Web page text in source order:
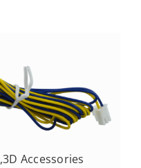
,3D Accessories